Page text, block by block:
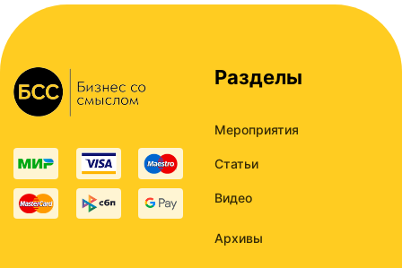
Разделы
Мероприятия
Статьи
Видео
Архивы